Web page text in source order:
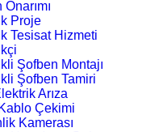
Proje
Tesisat Hizmeti
Şofben Montajı
Şofben Tamiri
Arıza
Çekimi
Kamerası